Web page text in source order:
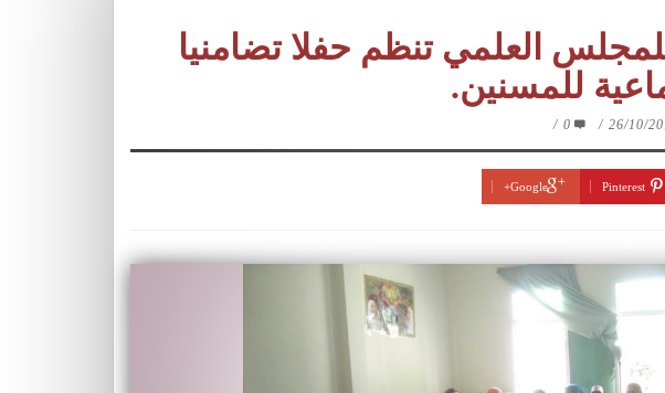
للمجلس العلمي تنظم حفلا تضامنيا
للمسنين.
26/10/
/
0
/
Pinterest
Google+